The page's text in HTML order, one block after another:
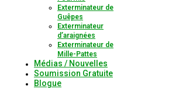
Exterminateur de
Guêpes
Exterminateur
d’araignées
Exterminateur de
Mille-Pattes
Médias / Nouvelles
Soumission Gratuite
Blogue